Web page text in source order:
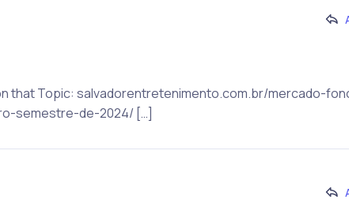
that Topic: salvadorentretenimento.com.br/mercado-
semestre-de-2024/ […]